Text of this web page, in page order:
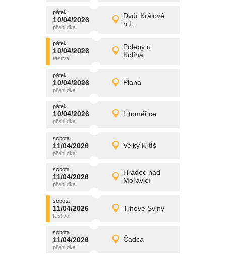
pátek
10/04/2026
Dvůr Králové
n.L.
pátek
10/04/2026 Detail
promítání
pátek
10/04/2026
Polepy u
Kolína
pátek
10/04/2026 Detail
promítání
pátek
10/04/2026 Planá
pátek
10/04/2026 Detail
promítání
pátek
10/04/2026 Litoměřice
pátek
10/04/2026 Detail
promítání
sobota
11/04/2026 Velký Krtíš
sobota
11/04/2026 Detail
promítání
sobota
11/04/2026
Hradec nad
Moravicí
sobota
11/04/2026 Detail
promítání
sobota
11/04/2026 Trhové Sviny
sobota
11/04/2026 Detail
promítání
sobota
11/04/2026 Čadca
sobota
11/04/2026 Detail
promítání